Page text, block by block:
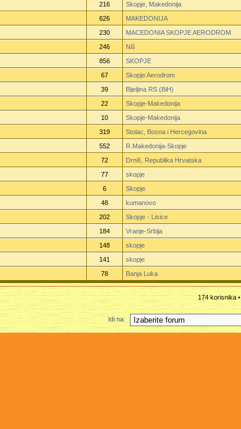
216 Skopje, Makedonija
626 MAKEDONIJA
230 MACEDONIA SKOPJE AERODROM
246 Niš
856 SKOPJE
67 Skopje Aerodrom
39 Bijeljina RS (BiH)
22 Skopje-Makedonija
10 Skopje-Makedonija
319 Stolac, Bosna i Hercegovina
552 R.Makedonija-Skopje
72 Drniš, Republika Hrvatska
77 skopje
6 Skopje
48 kumanovo
202 Skopje - Lisice
184 Vranje-Srbija
148 skopje
141 skopje
78 Banja Luka
174 korisnika •
Idi na: